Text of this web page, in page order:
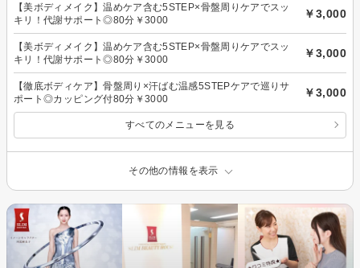
【美ボディメイク】温めケア含む5STEP×骨盤周りケアでスッ
キリ！代謝サポート◎80分￥3000
￥3,000
【美ボディメイク】温めケア含む5STEP×骨盤周りケアでスッ
キリ！代謝サポート◎80分￥3000
￥3,000
【徹底ボディケア】骨盤周り×汗ばむ温感5STEPケアで巡りサ
ポート◎カッピング付80分￥3000
￥3,000
すべてのメニューを見る
その他の情報を表示